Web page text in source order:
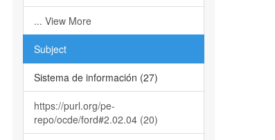
... View More
Subject
Sistema de información (27)
https://purl.org/pe-
repo/ocde/ford#2.02.04 (20)